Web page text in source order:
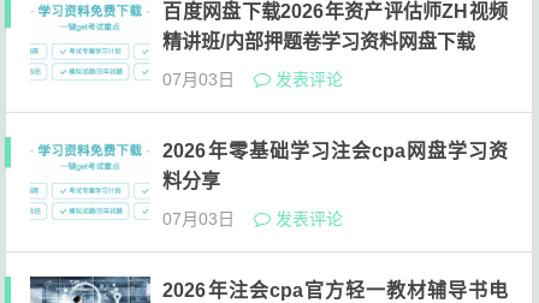
百度网盘下载2026年资产评估师ZH视频
精讲班/内部押题卷学习资料网盘下载
07月03日 发表评论
2026年零基础学习注会cpa网盘学习资
料分享
07月03日 发表评论
2026年注会cpa官方轻一教材辅导书电